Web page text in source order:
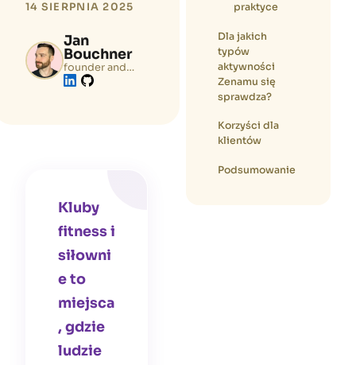
14 SIERPNIA 2025
Jan
Bouchner
founder and
tech lead of
Kluby
fitness i
siłowni
e to
miejsca
, gdzie
ludzie
praktyce
Dla jakich
typów
aktywności
Zenamu się
sprawdza?
Korzyści dla
klientów
Podsumowanie